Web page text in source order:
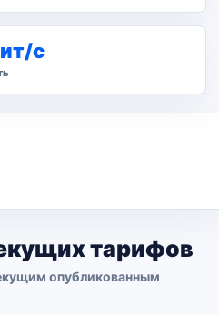
с
тарифов
опубликованным